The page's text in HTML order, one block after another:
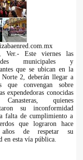
Ver.- Este viernes las
municipales y
que se ubican en la
Norte 2, deberán llegar a
que convengan sobre
expendedoras conocidas
quienes
su inconformidad
falta de cumplimiento a
que lograron hace
años de respetar su
en esta vía pública.